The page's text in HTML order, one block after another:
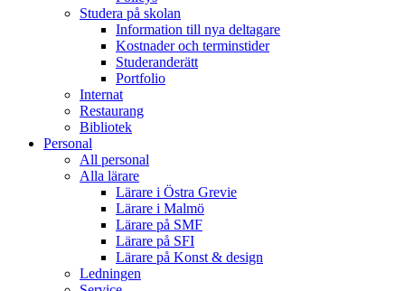
Studera på skolan
Information till nya deltagare
Kostnader och terminstider
Studeranderätt
Portfolio
Internat
Restaurang
Bibliotek
Personal
All personal
Alla lärare
Lärare i Östra Grevie
Lärare i Malmö
Lärare på SMF
Lärare på SFI
Lärare på Konst & design
Ledningen